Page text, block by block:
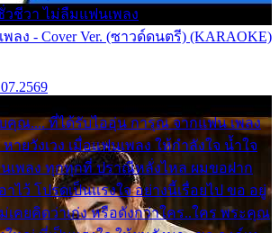
วชีวา ไม่ลืมแฟนเพลง
ง - Cover Ver. (ซาวด์ดนตรี) (KARAOKE)
คุณ.... ที่ได้รับไออุ่น การุณ จากแฟน เพลง
ายวังเวง เมื่อแฟนเพลง ให้กำลังใจ น้ำใจ
เพลง ทุกทุกที่ ปราณีหลั่งไหล ผมขอฝาก
าไว้ โปรดเป็นแรงใจ อย่างนี้เรื่อยไป ขอ อยู่
เคยคิดว่าเก่ง หรือดังกว่าใคร..ใคร พระคุณ